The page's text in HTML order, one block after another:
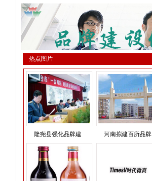
热点图片
隆尧县强化品牌建 河南拟建百所品牌